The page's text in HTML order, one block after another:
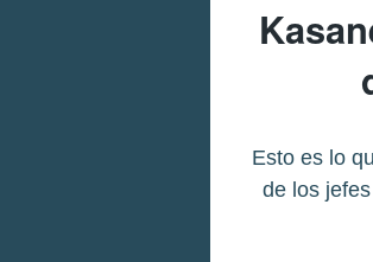
Esto es lo
de los